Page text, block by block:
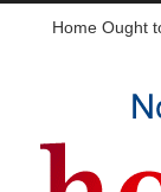
Home Ought